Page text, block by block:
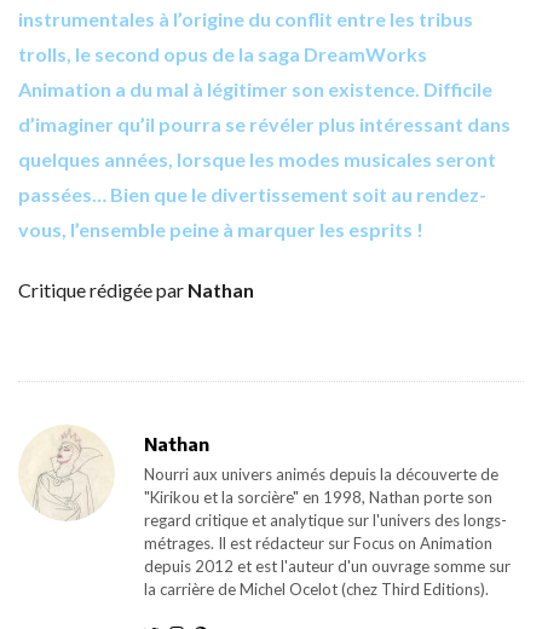
instrumentales à l’origine du conflit entre les tribus
trolls, le second opus de la saga DreamWorks
Animation a du mal à légitimer son existence. Difficile
d’imaginer qu’il pourra se révéler plus intéressant dans
quelques années, lorsque les modes musicales seront
passées… Bien que le divertissement soit au rendez-
vous, l’ensemble peine à marquer les esprits !
Critique rédigée par Nathan
Nathan
Nourri aux univers animés depuis la découverte de
"Kirikou et la sorcière" en 1998, Nathan porte son
regard critique et analytique sur l'univers des longs-
métrages. Il est rédacteur sur Focus on Animation
depuis 2012 et est l'auteur d'un ouvrage somme sur
la carrière de Michel Ocelot (chez Third Editions).